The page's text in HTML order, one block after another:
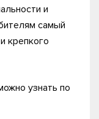
и
самый
крепкого
узнать по